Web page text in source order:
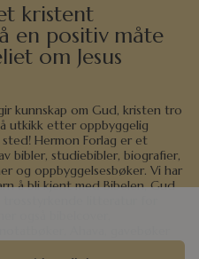
kristent
en positiv måte
om Jesus
kunnskap om Gud, kristen tro
utkikk etter oppbyggelig
Hermon Forlag er et
bibler, studiebibler, biografier,
og oppbyggelsesbøker. Vi har
å bli kjent med Bibelen, Gud
også bibelcover,
i nettbutikken vår.